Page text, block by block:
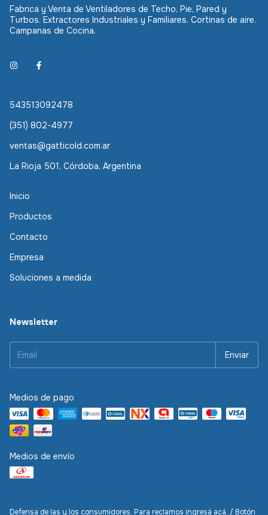
Fabrica y Venta de Ventiladores de Techo, Pie, Pared y
Turbos. Extractores Industriales y Familiares. Cortinas de aire.
Campanas de Cocina.
543513092478
(351) 802-4977
ventas@gatticold.com.ar
La Rioja 501, Córdoba, Argentina
Inicio
Productos
Contacto
Empresa
Soluciones a medida
Newsletter
Medios de pago
Medios de envío
Defensa de las y los consumidores. Para reclamos ingresá acá. / Botón